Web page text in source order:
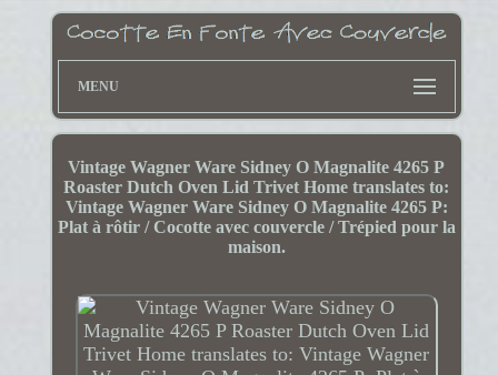
MENU
Vintage Wagner Ware Sidney O Magnalite 4265 P
Roaster Dutch Oven Lid Trivet Home translates to:
Vintage Wagner Ware Sidney O Magnalite 4265 P:
Plat à rôtir / Cocotte avec couvercle / Trépied pour la
maison.